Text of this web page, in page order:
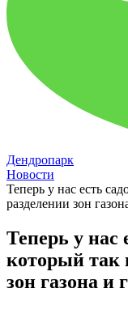
Дендропарк
Новости
Теперь у нас есть
разделении зон
Теперь у нас
который так
зон газона и